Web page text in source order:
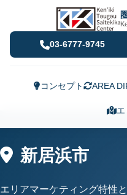
03-6777-9745
コンセプト AREA
新居浜市
エリアマーケティング特性